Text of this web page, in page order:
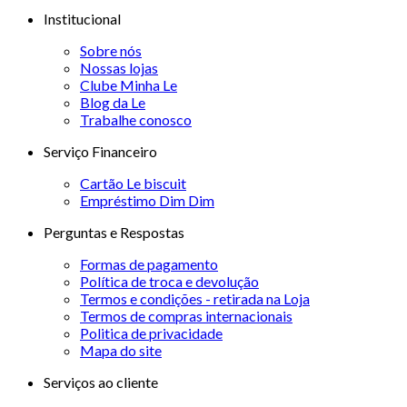
Institucional
Sobre nós
Nossas lojas
Clube Minha Le
Blog da Le
Trabalhe conosco
Serviço Financeiro
Cartão Le biscuit
Empréstimo Dim Dim
Perguntas e Respostas
Formas de pagamento
Política de troca e devolução
Termos e condições - retirada na Loja
Termos de compras internacionais
Politica de privacidade
Mapa do site
Serviços ao cliente